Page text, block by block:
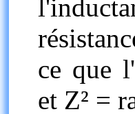
ce que
et Z² =